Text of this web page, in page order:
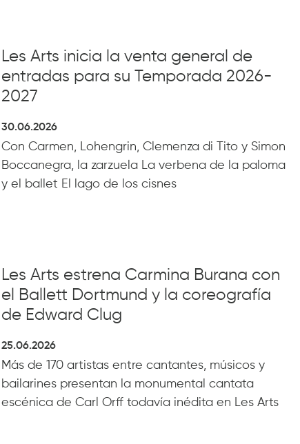
Les Arts inicia la venta general de
entradas para su Temporada 2026-
2027
30.06.2026
Con Carmen, Lohengrin, Clemenza di Tito y Simon
Boccanegra, la zarzuela La verbena de la paloma
y el ballet El lago de los cisnes
Les Arts estrena Carmina Burana con
el Ballett Dortmund y la coreografía
de Edward Clug
25.06.2026
Más de 170 artistas entre cantantes, músicos y
bailarines presentan la monumental cantata
escénica de Carl Orff todavía inédita en Les Arts